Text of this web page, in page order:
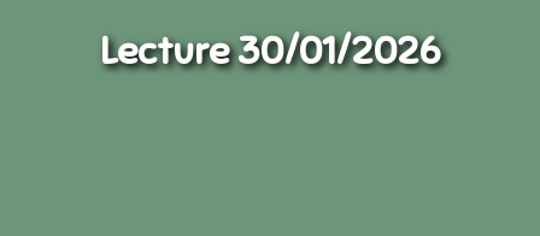
Lecture 30/01/2026